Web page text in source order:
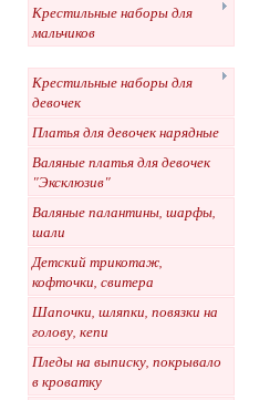
Крестильные наборы для
мальчиков
Крестильные наборы для
девочек
Платья для девочек нарядные
Валяные платья для девочек
"Эксклюзив"
Валяные палантины, шарфы,
шали
Детский трикотаж,
кофточки, свитера
Шапочки, шляпки, повязки на
голову, кепи
Пледы на выписку, покрывало
в кроватку